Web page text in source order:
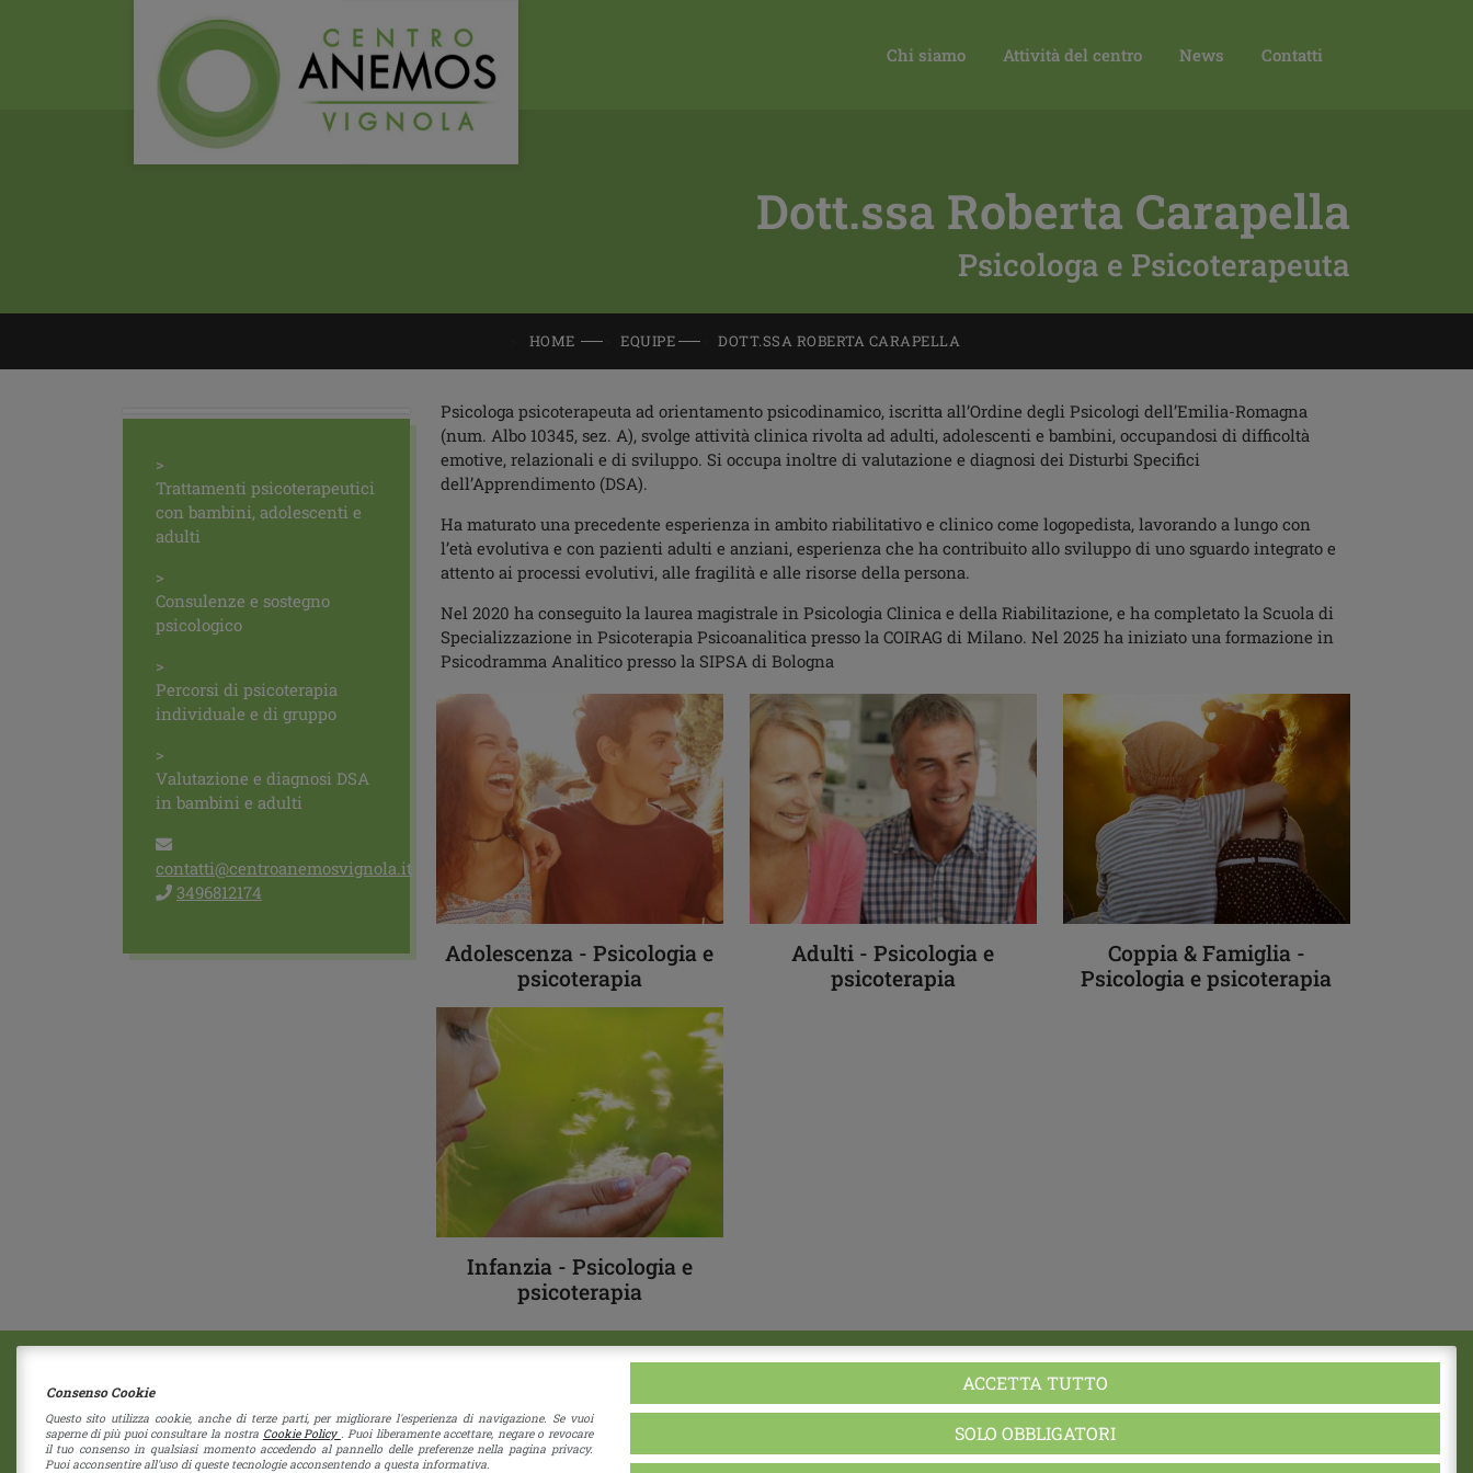
Chi siamo Attività del centro News Contatti
Dott.ssa Roberta Carapella
Psicologa e Psicoterapeuta
HOME EQUIPE DOTT.SSA ROBERTA CARAPELLA
Trattamenti psicoterapeutici
con bambini, adolescenti e
adulti
Consulenze e sostegno
psicologico
Percorsi di psicoterapia
individuale e di gruppo
Valutazione e diagnosi DSA
in bambini e adulti
contatti@centroanemosvignola.it
3496812174
Psicologa psicoterapeuta ad orientamento psicodinamico, iscritta all’Ordine degli Psicologi dell’Emilia-Romagna
(num. Albo 10345, sez. A), svolge attività clinica rivolta ad adulti, adolescenti e bambini, occupandosi di difficoltà
emotive, relazionali e di sviluppo. Si occupa inoltre di valutazione e diagnosi dei Disturbi Specifici
dell’Apprendimento (DSA).
Ha maturato una precedente esperienza in ambito riabilitativo e clinico come logopedista, lavorando a lungo con
l’età evolutiva e con pazienti adulti e anziani, esperienza che ha contribuito allo sviluppo di uno sguardo integrato e
attento ai processi evolutivi, alle fragilità e alle risorse della persona.
Nel 2020 ha conseguito la laurea magistrale in Psicologia Clinica e della Riabilitazione, e ha completato la Scuola di
Specializzazione in Psicoterapia Psicoanalitica presso la COIRAG di Milano. Nel 2025 ha iniziato una formazione in
Psicodramma Analitico presso la SIPSA di Bologna
Adolescenza - Psicologia e
psicoterapia
Adulti - Psicologia e
psicoterapia
Coppia & Famiglia -
Psicologia e psicoterapia
Infanzia - Psicologia e
psicoterapia
2018 © Copyright - Centro Sociale Papa Giovanni
XXIII
Via G. Bruno 11| 41058 Vignola(Modena)
Società Coperativa - Nr Iscrizione C122937
CF 80039730355 - P.I. 01838960357
pec:cspapagiovannixxiii@pec.unioncoop.re.it
Privacy Policy
Consenso Cookie
Questo sito utilizza cookie, anche di terze parti, per migliorare l'esperienza di navigazione. Se vuoi
saperne di più puoi consultare la nostra Cookie Policy . Puoi liberamente accettare, negare o revocare
il tuo consenso in qualsiasi momento accedendo al pannello delle preferenze nella pagina privacy.
Puoi acconsentire all'uso di queste tecnologie acconsentendo a questa informativa.
ACCETTA TUTTO
SOLO OBBLIGATORI